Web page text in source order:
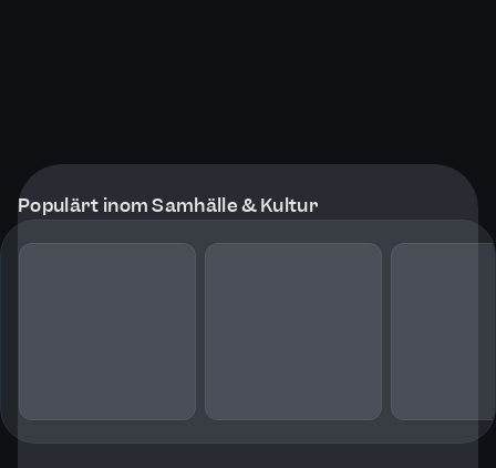
Populärt inom Samhälle & Kultur